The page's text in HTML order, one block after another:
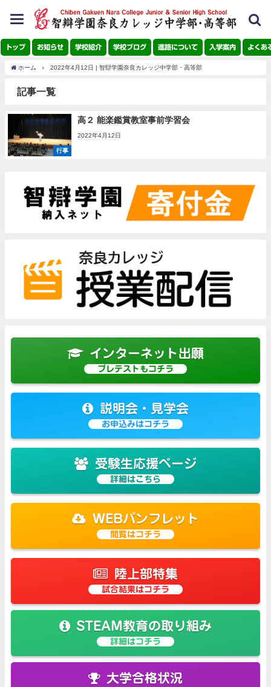
toggle
navigation
トップ お知らせ 学校紹介 学校ブログ 進路について 入学案内 よくあ
ホーム 2022年4月12日 | 智辯学園奈良カレッジ中学部・高等部
記事一覧
行事
高２ 能楽鑑賞教室事前学習会
2022年4月12日
インターネット出願
プレテストもコチラ
説明会・見学会
お申込みはコチラ
受験生応援ページ
詳細はこちら
WEBパンフレット
閲覧はコチラ
陸上部特集
試合結果はコチラ
STEAM教育の取り組み
詳細はコチラ
大学合格状況